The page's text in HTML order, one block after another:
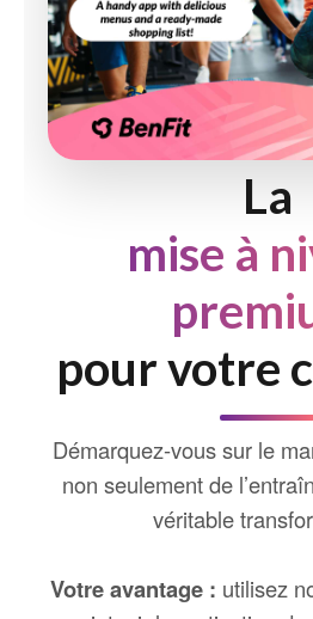
La
mise à
pour votre
Démarquez-vous sur le
non seulement de
véritable
Votre avantage : utilisez